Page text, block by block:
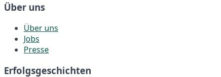
Über uns
Über uns
Jobs
Presse
Erfolgsgeschichten